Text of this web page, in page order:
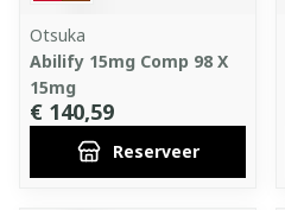
Otsuka
Abilify 15mg Comp 98 X
15mg
€ 140,59
Reserveer